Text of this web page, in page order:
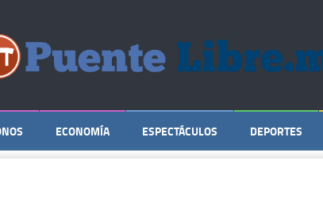
ECONOMÍA ESPECTÁCULOS DEPORTES